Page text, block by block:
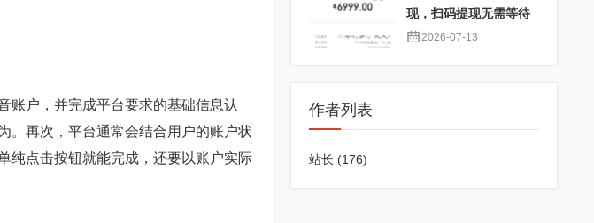
账户，并完成平台要求的基础信息认
。再次，平台通常会结合用户的账户状
纯点击按钮就能完成，还要以账户实际
现，扫码提现无需等待
2026-07-13
作者列表
站长 (176)